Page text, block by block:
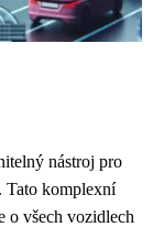
nástroj pro
Tato komplexní
o všech vozidlech